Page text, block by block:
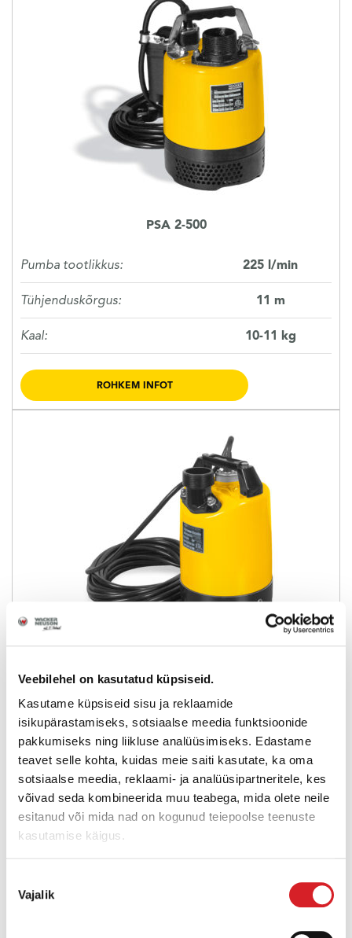
Veebilehel on kasutatud küpsiseid.
Kasutame küpsiseid sisu ja reklaamide
isikupärastamiseks, sotsiaalse meedia funktsioonide
pakkumiseks ning liikluse analüüsimiseks. Edastame
teavet selle kohta, kuidas meie saiti kasutate, ka oma
sotsiaalse meedia, reklaami- ja analüüsipartneritele, kes
võivad seda kombineerida muu teabega, mida olete neile
esitanud või mida nad on kogunud teiepoolse teenuste
kasutamise käigus.
valik
Vajalik
PSA 2-500
Pumba tootlikkus: 225 l/min
Tühjenduskõrgus: 11 m
Kaal: 10-11 kg
ROHKEM INFOT
Pumba tootlikkus:
Tühjenduskõrgus: 15 m
Kaal: 13,2 kg
ROHKEM INFOT